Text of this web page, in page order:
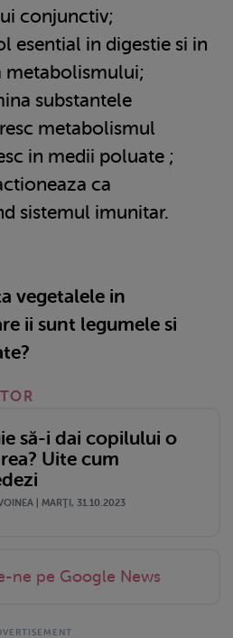
conjunctiv;
esential in digestie si in
metabolismului;
substantele
metabolismul
in medii poluate ;
ca
sistemul imunitar.
vegetalele in
ii sunt legumele si
să-i dai copilului o
Uite cum
| MARŢI, 31.10.2023
ne pe Google News